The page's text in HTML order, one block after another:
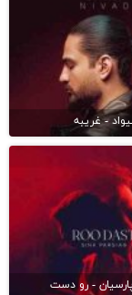
- غریبه
- رو دست